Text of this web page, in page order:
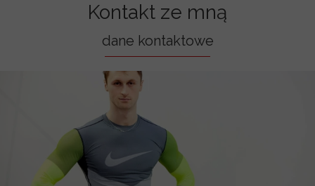
Kontakt ze mną
dane kontaktowe